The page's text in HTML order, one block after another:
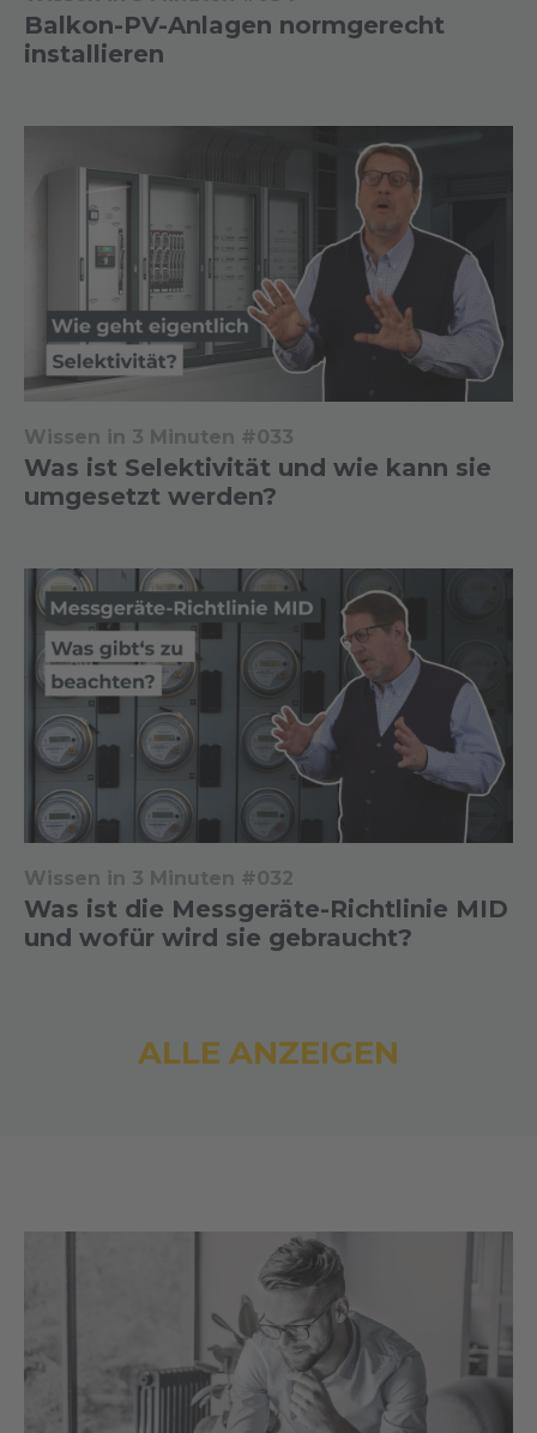
Balkon-PV-Anlagen normgerecht
installieren
Wissen in 3 Minuten #033
Was ist Selektivität und wie kann sie
umgesetzt werden?
Wissen in 3 Minuten #032
Was ist die Messgeräte-Richtlinie MID
und wofür wird sie gebraucht?
ALLE ANZEIGEN